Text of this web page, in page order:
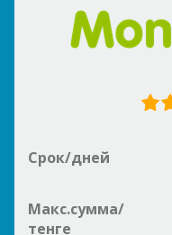
Срок/дней
Макс.сумма/
тенге